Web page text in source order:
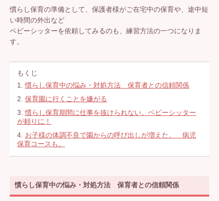
慣らし保育の準備として、保護者様がご在宅中の保育や、途中短
い時間の外出など
ベビーシッターを依頼してみるのも、練習方法の一つになりま
す。
もくじ
1.
慣らし保育中の悩み・対処方法 保育者との信頼関係
2. 保育園に行くことを嫌がる
3. 慣らし保育期間に仕事を抜けられない。ベビーシッター
が頼りに！
4. お子様の体調不良で園からの呼び出しが増えた。 病児
保育コースも。
慣らし保育中の悩み・対処方法 保育者との信頼関係